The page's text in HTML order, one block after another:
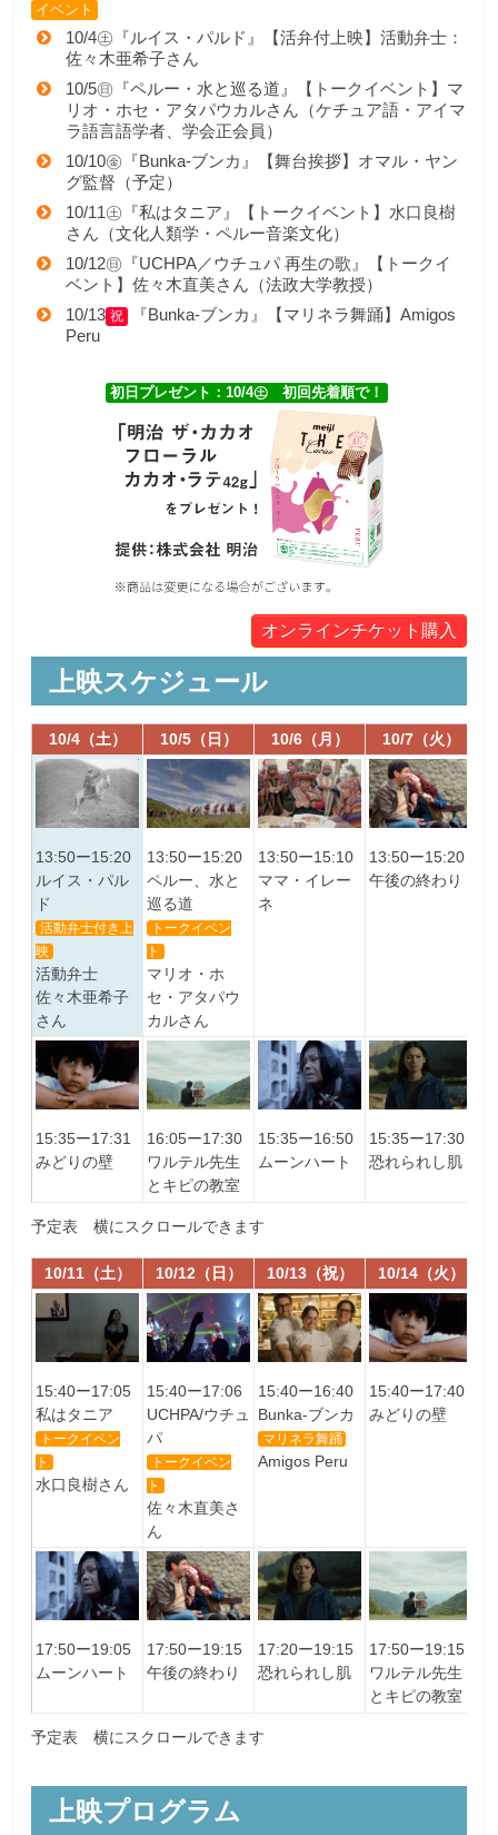
イベント
10/4㊏『ルイス・パルド』【活弁付上映】活動弁士：
佐々木亜希子さん
10/5㊐『ペルー・水と巡る道』【トークイベント】マ
リオ・ホセ・アタパウカルさん（ケチュア語・アイマ
ラ語言語学者、学会正会員）
10/10㊎『Bunka-ブンカ』【舞台挨拶】オマル・ヤン
グ監督（予定）
10/11㊏『私はタニア』【トークイベント】水口良樹
さん（文化人類学・ペルー音楽文化）
10/12㊐『UCHPA／ウチュパ 再生の歌』【トークイ
ベント】佐々木直美さん（法政大学教授）
10/13 祝
『Bunka-ブンカ』【マリネラ舞踊】Amigos
Peru
初日プレゼント：10/4㊏ 初回先着順で！
オンラインチケット購入
上映スケジュール
10/4（土） 10/5（日） 10/6（月） 10/7（火）
13:50ー15:20
ルイス・パル
ド
活動弁士付き上
映
活動弁士
佐々木亜希子
さん
13:50ー15:20
ペルー、水と
巡る道
トークイベン
ト
マリオ・ホ
セ・アタパウ
カルさん
13:50ー15:10
ママ・イレー
ネ
13:50ー15:20
午後の終わり
15:35ー17:31
みどりの壁
16:05ー17:30
ワルテル先生
とキピの教室
15:35ー16:50
ムーンハート
15:35ー17:30
恐れられし肌
予定表 横にスクロールできます
10/11（土） 10/12（日） 10/13（祝） 10/14（火）
15:40ー17:05
私はタニア
トークイベン
ト
水口良樹さん
15:40ー17:06
UCHPA/ウチュ
パ
トークイベン
ト
佐々木直美さ
ん
15:40ー16:40
Bunka-ブンカ
マリネラ舞踊
Amigos Peru
15:40ー17:40
みどりの壁
17:50ー19:05
ムーンハート
17:50ー19:15
午後の終わり
17:20ー19:15
恐れられし肌
17:50ー19:15
ワルテル先生
とキピの教室
予定表 横にスクロールできます
上映プログラム